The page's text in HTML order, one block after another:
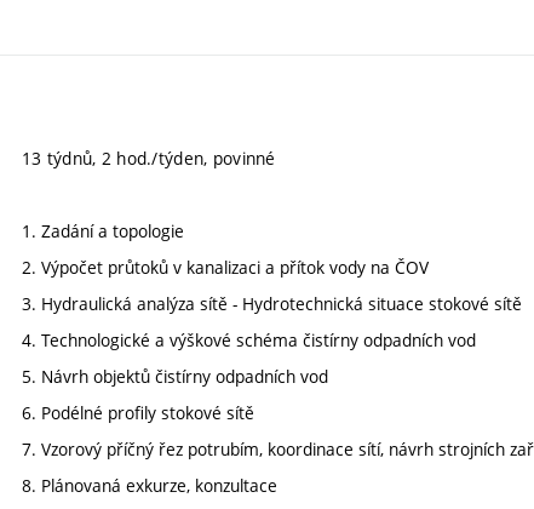
13 týdnů, 2 hod./týden, povinné
1. Zadání a topologie
2. Výpočet průtoků v kanalizaci a přítok vody na ČOV
3. Hydraulická analýza sítě - Hydrotechnická situace stokové sítě
4. Technologické a výškové schéma čistírny odpadních vod
5. Návrh objektů čistírny odpadních vod
6. Podélné profily stokové sítě
7. Vzorový příčný řez potrubím, koordinace sítí, návrh strojních
8. Plánovaná exkurze, konzultace